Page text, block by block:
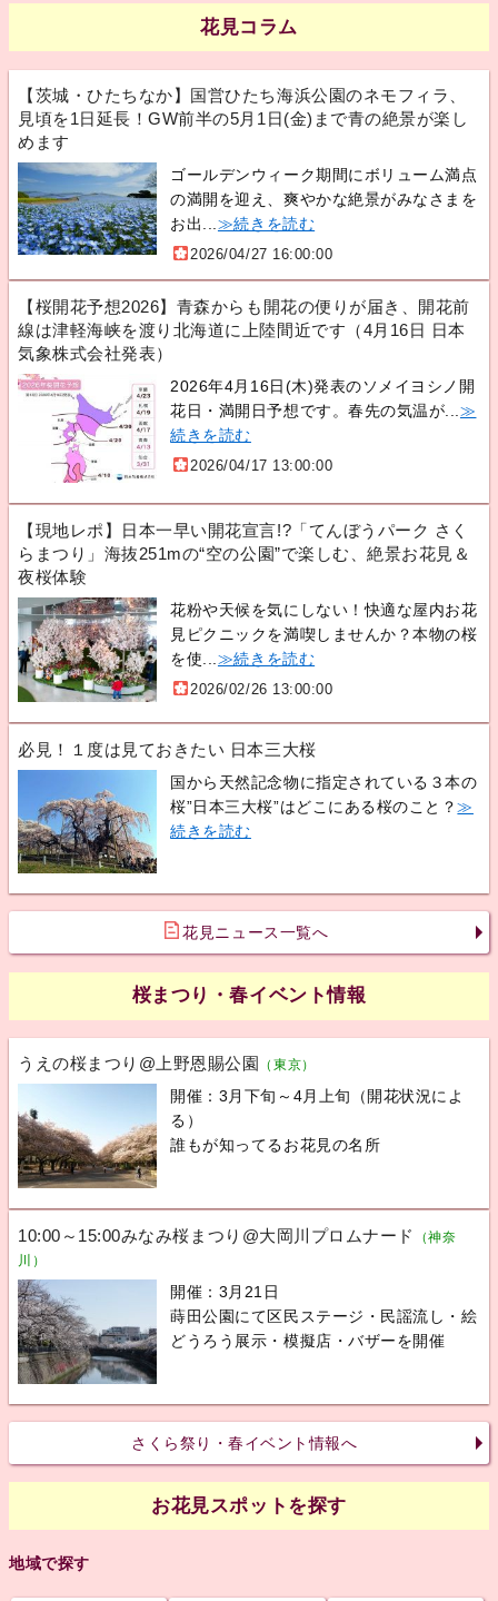
花見コラム
【茨城・ひたちなか】国営ひたち海浜公園のネモフィラ、
見頃を1日延長！GW前半の5月1日(金)まで青の絶景が楽し
めます
ゴールデンウィーク期間にボリューム満点
の満開を迎え、爽やかな絶景がみなさまを
お出... ≫続きを読む
2026/04/27 16:00:00
【桜開花予想2026】青森からも開花の便りが届き、開花前
線は津軽海峡を渡り北海道に上陸間近です（4月16日 日本
気象株式会社発表）
2026年4月16日(木)発表のソメイヨシノ開
花日・満開日予想です。春先の気温が... ≫
続きを読む
2026/04/17 13:00:00
【現地レポ】日本一早い開花宣言!?「てんぼうパーク さく
らまつり」海抜251mの“空の公園”で楽しむ、絶景お花見＆
夜桜体験
花粉や天候を気にしない！快適な屋内お花
見ピクニックを満喫しませんか？本物の桜
を使... ≫続きを読む
2026/02/26 13:00:00
必見！１度は見ておきたい 日本三大桜
国から天然記念物に指定されている３本の
桜”日本三大桜”はどこにある桜のこと？≫
続きを読む
花見ニュース一覧へ
桜まつり・春イベント情報
うえの桜まつり@上野恩賜公園 （東京）
開催：3月下旬～4月上旬（開花状況によ
る）
誰もが知ってるお花見の名所
10:00～15:00みなみ桜まつり@大岡川プロムナード
（神奈
川）
開催：3月21日
蒔田公園にて区民ステージ・民謡流し・絵
どうろう展示・模擬店・バザーを開催
さくら祭り・春イベント情報へ
お花見スポットを探す
地域で探す